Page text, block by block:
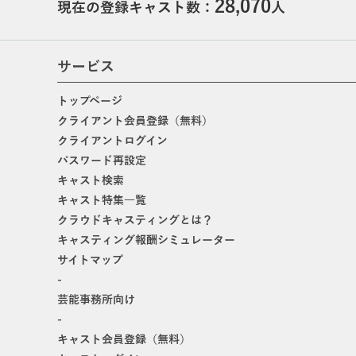
現在の登録キャスト数： 28,070人
サービス
トップページ
クライアント会員登録（無料）
クライアントログイン
パスワード再設定
キャスト検索
キャスト特集一覧
クラウドキャスティングとは？
キャスティング報酬シミュレーター
サイトマップ
-
芸能事務所向け
-
キャスト会員登録（無料）